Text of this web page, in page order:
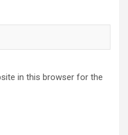
in this browser for the